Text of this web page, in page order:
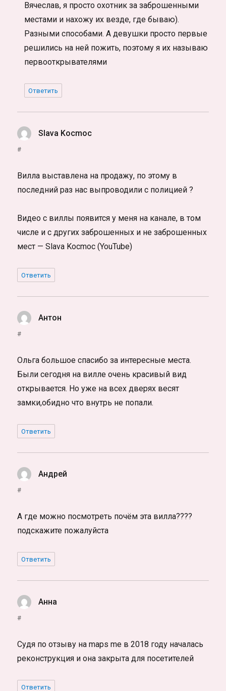
Вячеслав, я просто охотник за заброшенными
местами и нахожу их везде, где бываю).
Разными способами. А девушки просто первые
решились на ней пожить, поэтому я их называю
первооткрывателями
Ответить
Slava Kocmoc
#
Вилла выставлена на продажу, по этому в
последний раз нас выпроводили с полицией ?
Видео с виллы появится у меня на канале, в том
числе и с других заброшенных и не заброшенных
мест — Slava Kocmoc (YouTube)
Ответить
Антон
#
Ольга большое спасибо за интересные места.
Были сегодня на вилле очень красивый вид
открывается. Но уже на всех дверях весят
замки,обидно что внутрь не попали.
Ответить
Андрей
#
А где можно посмотреть почём эта вилла????
подскажите пожалуйста
Ответить
Анна
#
Судя по отзыву на maps me в 2018 году началась
реконструкция и она закрыта для посетителей
Ответить